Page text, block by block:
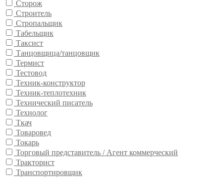
Сторож
Строитель
Стропальщик
Табельщик
Таксист
Танцовщица/танцовщик
Термист
Тестовод
Техник-конструктор
Техник-теплотехник
Технический писатель
Технолог
Ткач
Товаровед
Токарь
Торговый представитель / Агент коммерческий
Тракторист
Транспортировщик